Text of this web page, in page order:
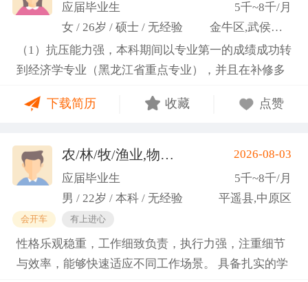
应届毕业生
5千~8千/月
女 / 26岁 / 硕士 / 无经验
金牛区,武侯区,青羊区
（1）抗压能力强，本科期间以专业第一的成绩成功转
到经济学专业（黑龙江省重点专业），并且在补修多
学；研一刚入学就跟随导师参加多个项目书撰写，其
基金项目以及国家重大课题项目申报书的撰写。
（2）沟通能力强，2023年9月-2024年6月在研究生管
理办公室担任助管，主要负责硕士、博士研究生开
题、预答辩和正式答辩答辩秘书工作，同时负责研究
生入学复试相关工作，研究生日常事务管理工作，与
老师和同学多方沟通协调；2025年4月-2025年7月在
图书馆信息处担任助管，主要负责毕业生论文查重、
下载简历 收藏 点赞
农/林/牧/渔业,物业管理,环保,物流/仓储,人事/行政/后勤
2026-08-03
应届毕业生
5千~8千/月
男 / 22岁 / 本科 / 无经验
平遥县,中原区
会开车 有上进心
性格乐观稳重，工作细致负责，执行力强，注重细节
与效率，能够快速适应不同工作场景。 具备扎实的学